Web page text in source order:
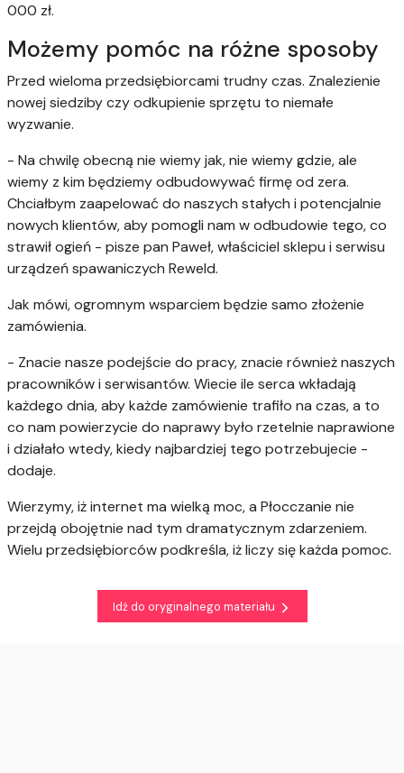
000 zł.
Możemy pomóc na różne sposoby
Przed wieloma przedsiębiorcami trudny czas. Znalezienie
nowej siedziby czy odkupienie sprzętu to niemałe
wyzwanie.
- Na chwilę obecną nie wiemy jak, nie wiemy gdzie, ale
wiemy z kim będziemy odbudowywać firmę od zera.
Chciałbym zaapelować do naszych stałych i potencjalnie
nowych klientów, aby pomogli nam w odbudowie tego, co
strawił ogień - pisze pan Paweł, właściciel sklepu i serwisu
urządzeń spawaniczych Reweld.
Jak mówi, ogromnym wsparciem będzie samo złożenie
zamówienia.
- Znacie nasze podejście do pracy, znacie również naszych
pracowników i serwisantów. Wiecie ile serca wkładają
każdego dnia, aby każde zamówienie trafiło na czas, a to
co nam powierzycie do naprawy było rzetelnie naprawione
i działało wtedy, kiedy najbardziej tego potrzebujecie -
dodaje.
Wierzymy, iż internet ma wielką moc, a Płocczanie nie
przejdą obojętnie nad tym dramatycznym zdarzeniem.
Wielu przedsiębiorców podkreśla, iż liczy się każda pomoc.
Idź do oryginalnego materiału